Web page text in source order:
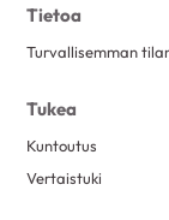
Tietoa
Turvallisemman
Tukea
Kuntoutus
Vertaistuki